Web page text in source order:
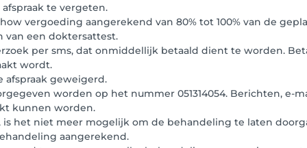
te vergeten.
vergoeding aangerekend van 80% tot 100% van de
van een doktersattest.
per sms, dat onmiddellijk betaald dient te worden.
wordt.
geweigerd.
worden op het nummer 051314054. Berichten, e-
kunnen worden.
het niet meer mogelijk om de behandeling te laten
aangerekend.